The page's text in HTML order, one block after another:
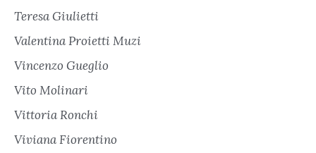
Teresa Giulietti
Valentina Proietti Muzi
Vincenzo Gueglio
Vito Molinari
Vittoria Ronchi
Viviana Fiorentino